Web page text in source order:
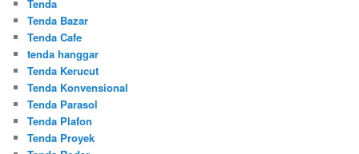
Tenda
Tenda Bazar
Tenda Cafe
tenda hanggar
Tenda Kerucut
Tenda Konvensional
Tenda Parasol
Tenda Plafon
Tenda Proyek